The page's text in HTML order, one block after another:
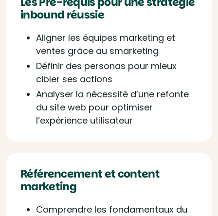
inbound réussie
Aligner les équipes marketing et
ventes grâce au smarketing
Définir des personas pour mieux
cibler ses actions
Analyser la nécessité d’une refonte
du site web pour optimiser
l’expérience utilisateur
Référencement et content
marketing
Comprendre les fondamentaux du